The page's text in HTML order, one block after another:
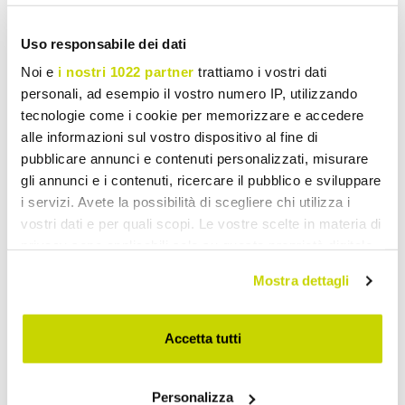
Uso responsabile dei dati
Noi e i nostri 1022 partner trattiamo i vostri dati
personali, ad esempio il vostro numero IP, utilizzando
tecnologie come i cookie per memorizzare e accedere
alle informazioni sul vostro dispositivo al fine di
pubblicare annunci e contenuti personalizzati, misurare
gli annunci e i contenuti, ricercare il pubblico e sviluppare
i servizi. Avete la possibilità di scegliere chi utilizza i
vostri dati e per quali scopi. Le vostre scelte in materia di
modificare o revocare il proprio consenso in qualsiasi
momento dalla Dichiarazione sui cookie o facendo clic
sull'icona di attivazione della privacy.
raccogliere informazioni sulla tua posizione
Mostra dettagli
Accetta tutti
Personalizza
Extending Garden Tables